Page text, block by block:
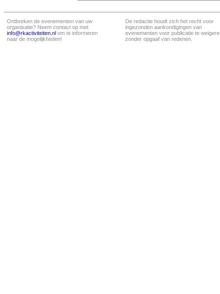
Ontbreken de evenementen van uw
organisatie? Neem contact op met
info@rkactiviteiten.nl om te informeren
naar de mogelijkheden!
De redactie houdt zich het recht voor
ingezonden aankondigingen van
evenementen voor publicatie te
zonder opgaaf van redenen.